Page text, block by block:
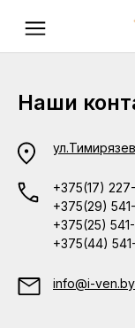
Наши
+375(17)
+375(29)
+375(25)
+375(44)
info@i-ven.by